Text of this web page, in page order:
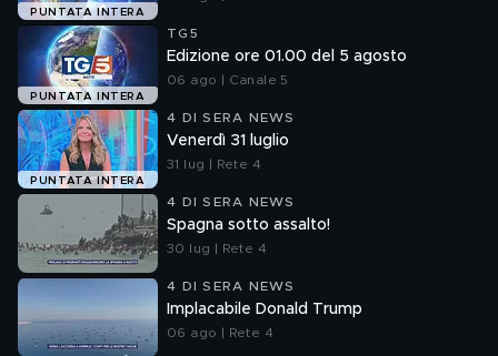
PUNTATA INTERA
PUNTATA INTERA
TG5
Edizione ore 01.00 del 5 agosto
06 ago | Canale 5
PUNTATA INTERA
4 DI SERA NEWS
Venerdì 31 luglio
31 lug | Rete 4
4 DI SERA NEWS
Spagna sotto assalto!
30 lug | Rete 4
4 DI SERA NEWS
Implacabile Donald Trump
06 ago | Rete 4